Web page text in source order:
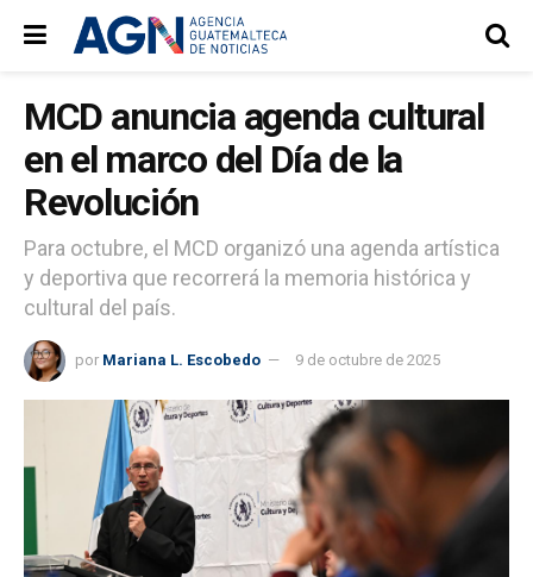
MCD anuncia agenda cultural
en el marco del Día de la
Revolución
Para octubre, el MCD organizó una agenda artística
y deportiva que recorrerá la memoria histórica y
cultural del país.
por Mariana L. Escobedo 9 de octubre de 2025